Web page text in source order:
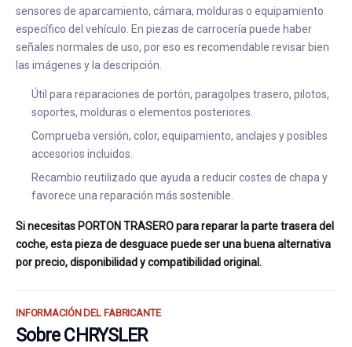
sensores de aparcamiento, cámara, molduras o equipamiento
específico del vehículo. En piezas de carrocería puede haber
señales normales de uso, por eso es recomendable revisar bien
las imágenes y la descripción.
Útil para reparaciones de portón, paragolpes trasero, pilotos,
soportes, molduras o elementos posteriores.
Comprueba versión, color, equipamiento, anclajes y posibles
accesorios incluidos.
Recambio reutilizado que ayuda a reducir costes de chapa y
favorece una reparación más sostenible.
Si necesitas PORTON TRASERO para reparar la parte trasera del
coche, esta pieza de desguace puede ser una buena alternativa
por precio, disponibilidad y compatibilidad original.
INFORMACIÓN DEL FABRICANTE
Sobre CHRYSLER